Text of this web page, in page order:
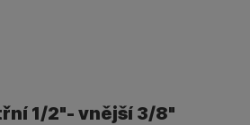
1/2"- vnější 3/8"